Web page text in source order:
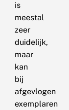
is
meestal
zeer
duidelijk,
maar
kan
bij
afgevlogen
exemplaren